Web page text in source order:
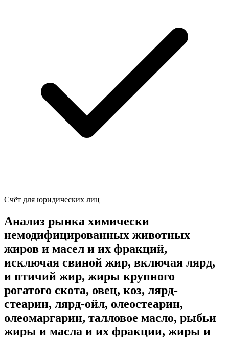
Счёт для юридических лиц
Анализ рынка химически
немодифицированных животных
жиров и масел и их фракций,
исключая свиной жир, включая лярд,
и птичий жир, жиры крупного
рогатого скота, овец, коз, лярд-
стеарин, лярд-ойл, олеостеарин,
олеомаргарин, талловое масло, рыбьи
жиры и масла и их фракции, жиры и